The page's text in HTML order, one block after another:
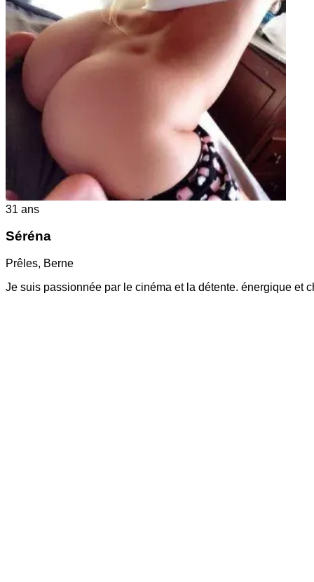
31 ans
Séréna
Prêles, Berne
Je suis passionnée par le cinéma et la détente. énergique et